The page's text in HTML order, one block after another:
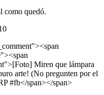
como quedó.
Miren que lámpara
arte! (No pregunten por el
#fb</span></span>